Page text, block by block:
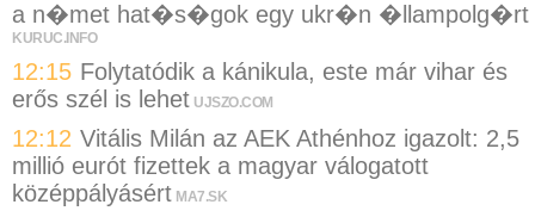
a n�met hat�s�gok egy ukr�n �llampolg�rt
KURUC.INFO
12:15 Folytatódik a kánikula, este már vihar és
erős szél is lehet UJSZO.COM
12:12 Vitális Milán az AEK Athénhoz igazolt: 2,5
millió eurót fizettek a magyar válogatott
középpályásért MA7.SK